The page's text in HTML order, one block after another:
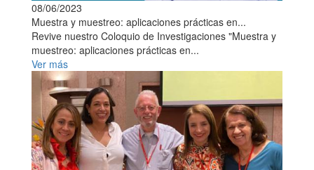
08/06/2023
Muestra y muestreo: aplicaciones prácticas en...
Revive nuestro Coloquio de Investigaciones "Muestra y
muestreo: aplicaciones prácticas en...
Ver más